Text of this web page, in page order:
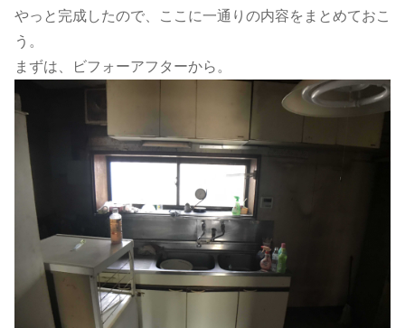
やっと完成したので、ここに一通りの内容をまとめておこ
う。
まずは、ビフォーアフターから。